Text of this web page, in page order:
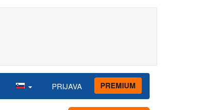
PRIJAVA PREMIUM